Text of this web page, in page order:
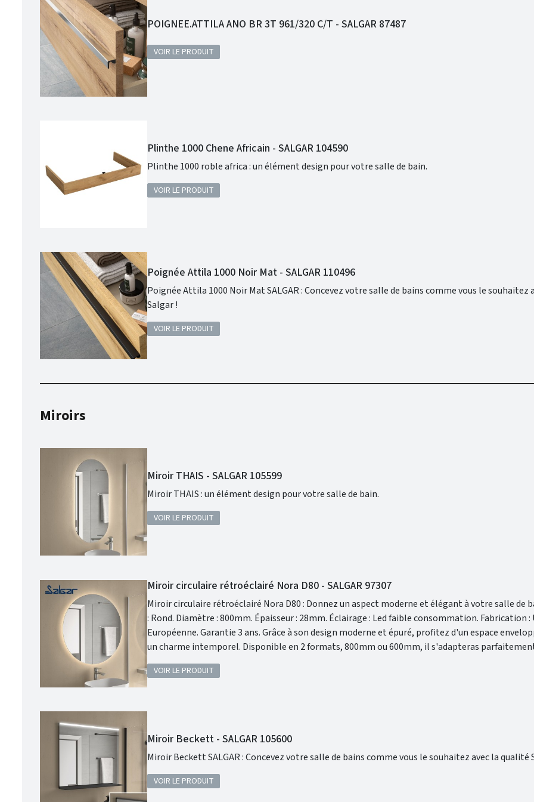
POIGNEE.ATTILA ANO BR 3T 961/320 C/T - SALGAR 87487
VOIR LE PRODUIT
Plinthe 1000 Chene Africain - SALGAR 104590
Plinthe 1000 roble africa : un élément design pour votre salle de bain.
VOIR LE PRODUIT
Poignée Attila 1000 Noir Mat - SALGAR 110496
Poignée Attila 1000 Noir Mat SALGAR : Concevez votre salle de bains comme vous le souhaitez avec la qualité
Salgar !
VOIR LE PRODUIT
Miroirs
Miroir THAIS - SALGAR 105599
Miroir THAIS : un élément design pour votre salle de bain.
VOIR LE PRODUIT
Miroir circulaire rétroéclairé Nora D80 - SALGAR 97307
Miroir circulaire rétroéclairé Nora D80 : Donnez un aspect moderne et élégant à votre salle de bain.
: Rond. Diamètre : 800mm. Épaisseur : 28mm. Éclairage : Led faible consommation. Fabrication : Union
Européenne. Garantie 3 ans. Grâce à son design moderne et épuré, profitez d'un espace enveloppant avec
un charme intemporel. Disponible en 2 formats, 800mm ou 600mm, il s'adapteras
intérieur.
VOIR LE PRODUIT
Miroir Beckett - SALGAR 105600
Miroir Beckett SALGAR : Concevez votre salle de bains comme vous le souhaitez avec la
VOIR LE PRODUIT